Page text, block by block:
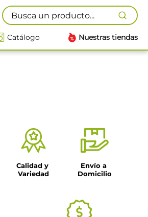
Busca un producto...
Catálogo Nuestras tiendas
Calidad y
Variedad
Envío a
Domicilio